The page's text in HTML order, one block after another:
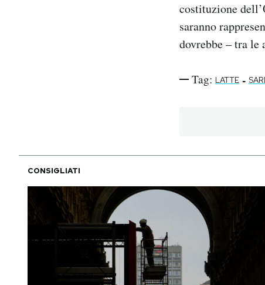
costituzione
saranno
dovrebbe – tra le
Tag: LATTE -
CONSIGLIATI